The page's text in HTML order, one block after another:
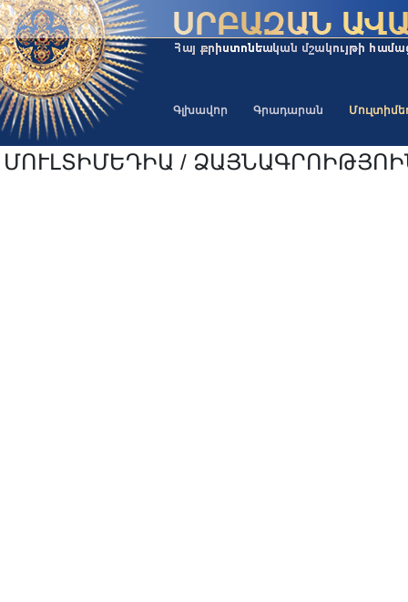
Գլխավոր Գրադարան
ՄՈՒԼՏԻՄԵԴԻԱ /